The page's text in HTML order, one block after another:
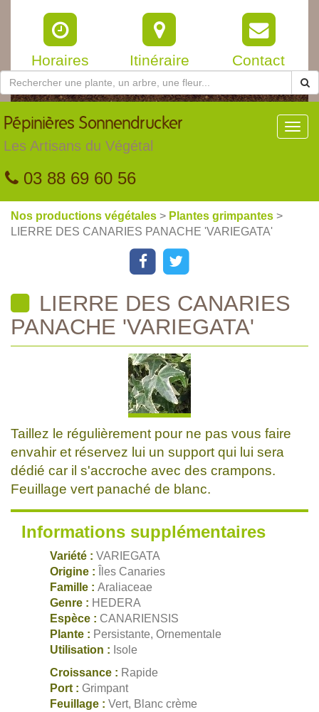
Horaires Itinéraire Contact
Pépinières Sonnendrucker
Les Artisans du Végétal
03 88 69 60 56
Nos productions végétales > Plantes grimpantes >
LIERRE DES CANARIES PANACHE 'VARIEGATA'
LIERRE DES CANARIES
PANACHE 'VARIEGATA'
Taillez le régulièrement pour ne pas vous faire
envahir et réservez lui un support qui lui sera
dédié car il s'accroche avec des crampons.
Feuillage vert panaché de blanc.
Informations supplémentaires
Variété : VARIEGATA
Origine :
Îles Canaries
Famille : Araliaceae
Genre : HEDERA
Espèce : CANARIENSIS
Plante : Persistante, Ornementale
Utilisation : Isole
Croissance : Rapide
Port : Grimpant
Feuillage : Vert, Blanc crème